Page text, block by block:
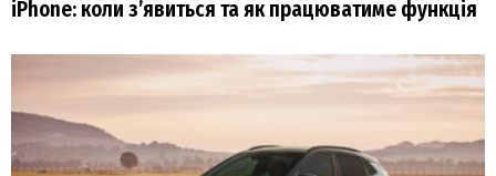
iPhone: коли з’явиться та як працюватиме функція